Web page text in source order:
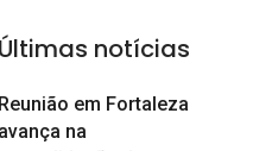
Últimas notícias
Reunião em Fortaleza
avança na